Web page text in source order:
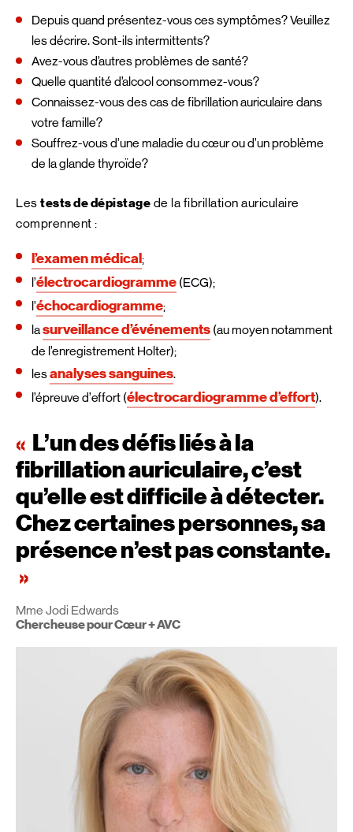
Depuis quand présentez-vous ces symptômes? Veuillez
les décrire. Sont-ils intermittents?
Avez-vous d’autres problèmes de santé?
Quelle quantité d’alcool consommez-vous?
Connaissez-vous des cas de fibrillation auriculaire dans
votre famille?
Souffrez-vous d’une maladie du cœur ou d’un problème
de la glande thyroïde?
Les tests de dépistage de la fibrillation auriculaire
comprennent :
l’examen médical;
l’électrocardiogramme (ECG);
l’échocardiogramme;
lasurveillance d’événements (au moyen notamment
de l’enregistrement Holter);
lesanalyses sanguines.
l’épreuve d’effort (électrocardiogramme d’effort).
L’un des défis liés à la
fibrillation auriculaire, c’est
qu’elle est difficile à détecter.
Chez certaines personnes, sa
présence n’est pas constante.
Mme Jodi Edwards
Chercheuse pour Cœur + AVC